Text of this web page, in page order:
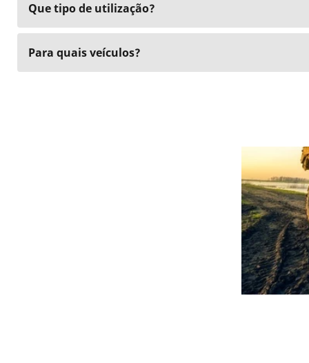
Que tipo de utilização?
Para quais veículos?